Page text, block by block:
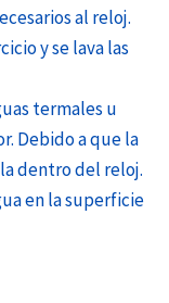
al reloj.
y se lava las
termales u
Debido a que la
dentro del reloj.
en la superficie